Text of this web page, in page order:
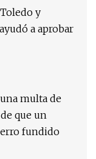
y
a aprobar
multa de
que un
fundido